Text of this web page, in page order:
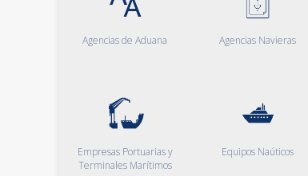
Agencias de Aduana Agencias Navieras
Empresas Portuarias y
Terminales Marítimos
Equipos Naúticos